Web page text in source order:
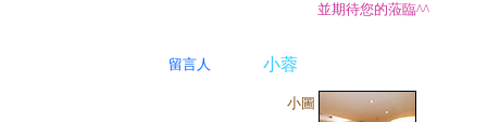
並期待您的蒞臨^^
留言人 小蓉
小圖